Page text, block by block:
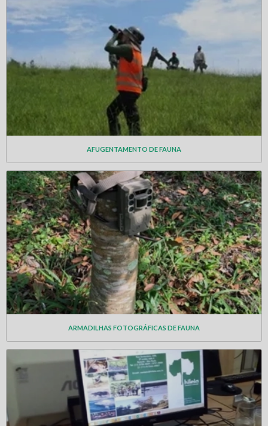
AFUGENTAMENTO DE FAUNA
ARMADILHAS FOTOGRÁFICAS DE FAUNA